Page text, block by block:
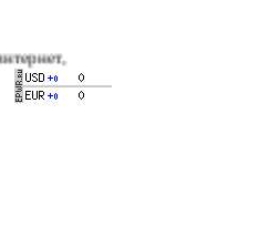
цифровое и кабельное